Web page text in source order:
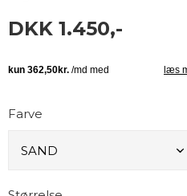
DKK 1.450,-
Farve